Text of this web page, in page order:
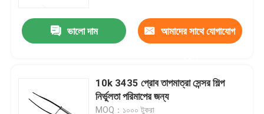
এনটিসি থার্মিস্টর
ভালো দাম আমাদের সাথে যোগাযোগ
10k 3435 প্রোব তাপমাত্রা সেন্সর শিল্প
নির্ভুলতা পরিমাপের জন্য
MOQ：১০০০ টুকরা